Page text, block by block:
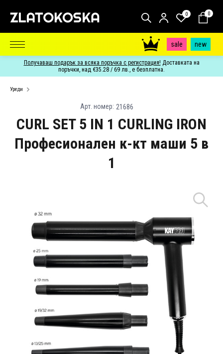
sale new
0 0
Получаваш подарък за всяка поръчка с регистрация! Доставката на
поръчки, над €35.28 / 69 лв., е безплатна.
Уреди
Арт. номер: 21686
CURL SET 5 IN 1 CURLING IRON
Професионален к-кт маши 5 в
1